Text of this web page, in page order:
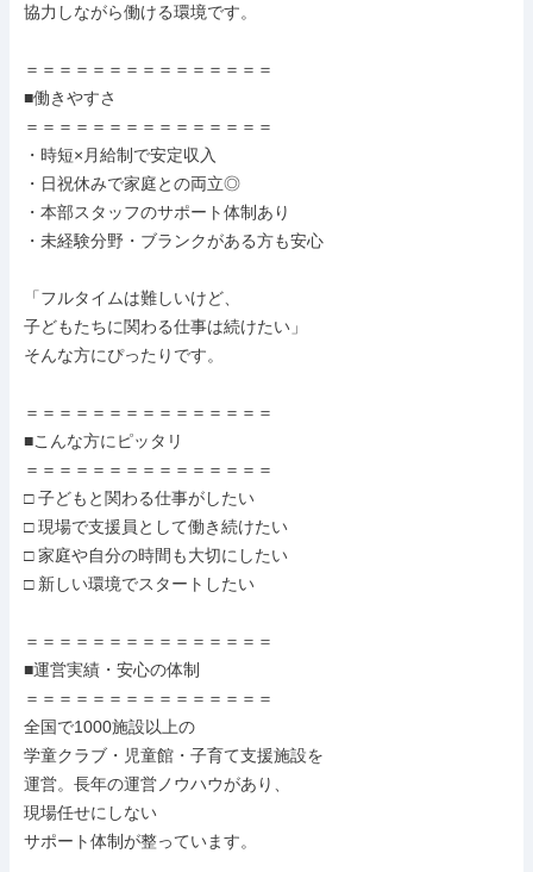
協力しながら働ける環境です。
＝＝＝＝＝＝＝＝＝＝＝＝＝＝＝
■働きやすさ
＝＝＝＝＝＝＝＝＝＝＝＝＝＝＝
・時短×月給制で安定収入
・日祝休みで家庭との両立◎
・本部スタッフのサポート体制あり
・未経験分野・ブランクがある方も安心
「フルタイムは難しいけど、
子どもたちに関わる仕事は続けたい」
そんな方にぴったりです。
＝＝＝＝＝＝＝＝＝＝＝＝＝＝＝
■こんな方にピッタリ
＝＝＝＝＝＝＝＝＝＝＝＝＝＝＝
□ 子どもと関わる仕事がしたい
□ 現場で支援員として働き続けたい
□ 家庭や自分の時間も大切にしたい
□ 新しい環境でスタートしたい
＝＝＝＝＝＝＝＝＝＝＝＝＝＝＝
■運営実績・安心の体制
＝＝＝＝＝＝＝＝＝＝＝＝＝＝＝
全国で1000施設以上の
学童クラブ・児童館・子育て支援施設を
運営。長年の運営ノウハウがあり、
現場任せにしない
サポート体制が整っています。